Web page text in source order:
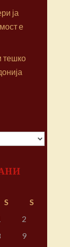
ја
е
S
S
2
9